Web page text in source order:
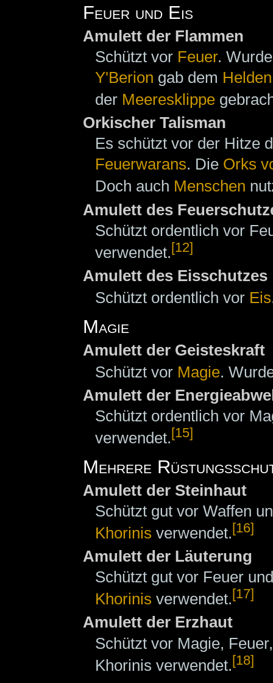
Feuer und Eis
Amulett der Flammen
Schützt vor Feuer.
Y'Berion gab dem Helden
der Meeresklippe
Orkischer Talisman
Es schützt vor der Hitze
Feuerwarans. Die Orks
Doch auch Menschen
Amulett des
Schützt ordentlich vor
verwendet.[12]
Amulett des Eisschutzes
Schützt ordentlich vor Eis
Magie
Amulett der Geisteskraft
Schützt vor Magie.
Amulett der
Schützt ordentlich vor
verwendet. [15]
Mehrere
Amulett der Steinhaut
Schützt gut vor Waffen
Khorinis verwendet.[16]
Amulett der Läuterung
Schützt gut vor Feuer
Khorinis verwendet. [17]
Amulett der Erzhaut
Schützt vor Magie,
Khorinis verwendet.[18]